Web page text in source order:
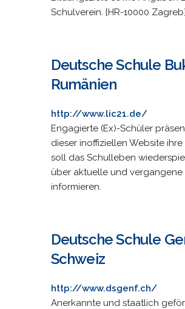
Schulverein. [HR-10000 Zagreb]
Deutsche Schule
Rumänien
http://www.lic21.de/
Engagierte (Ex)-Schüler
dieser inoffiziellen Website ihre
soll das Schulleben
über aktuelle und vergangene
informieren.
Deutsche Schule
Schweiz
http://www.dsgenf.ch/
Anerkannte und staatlich